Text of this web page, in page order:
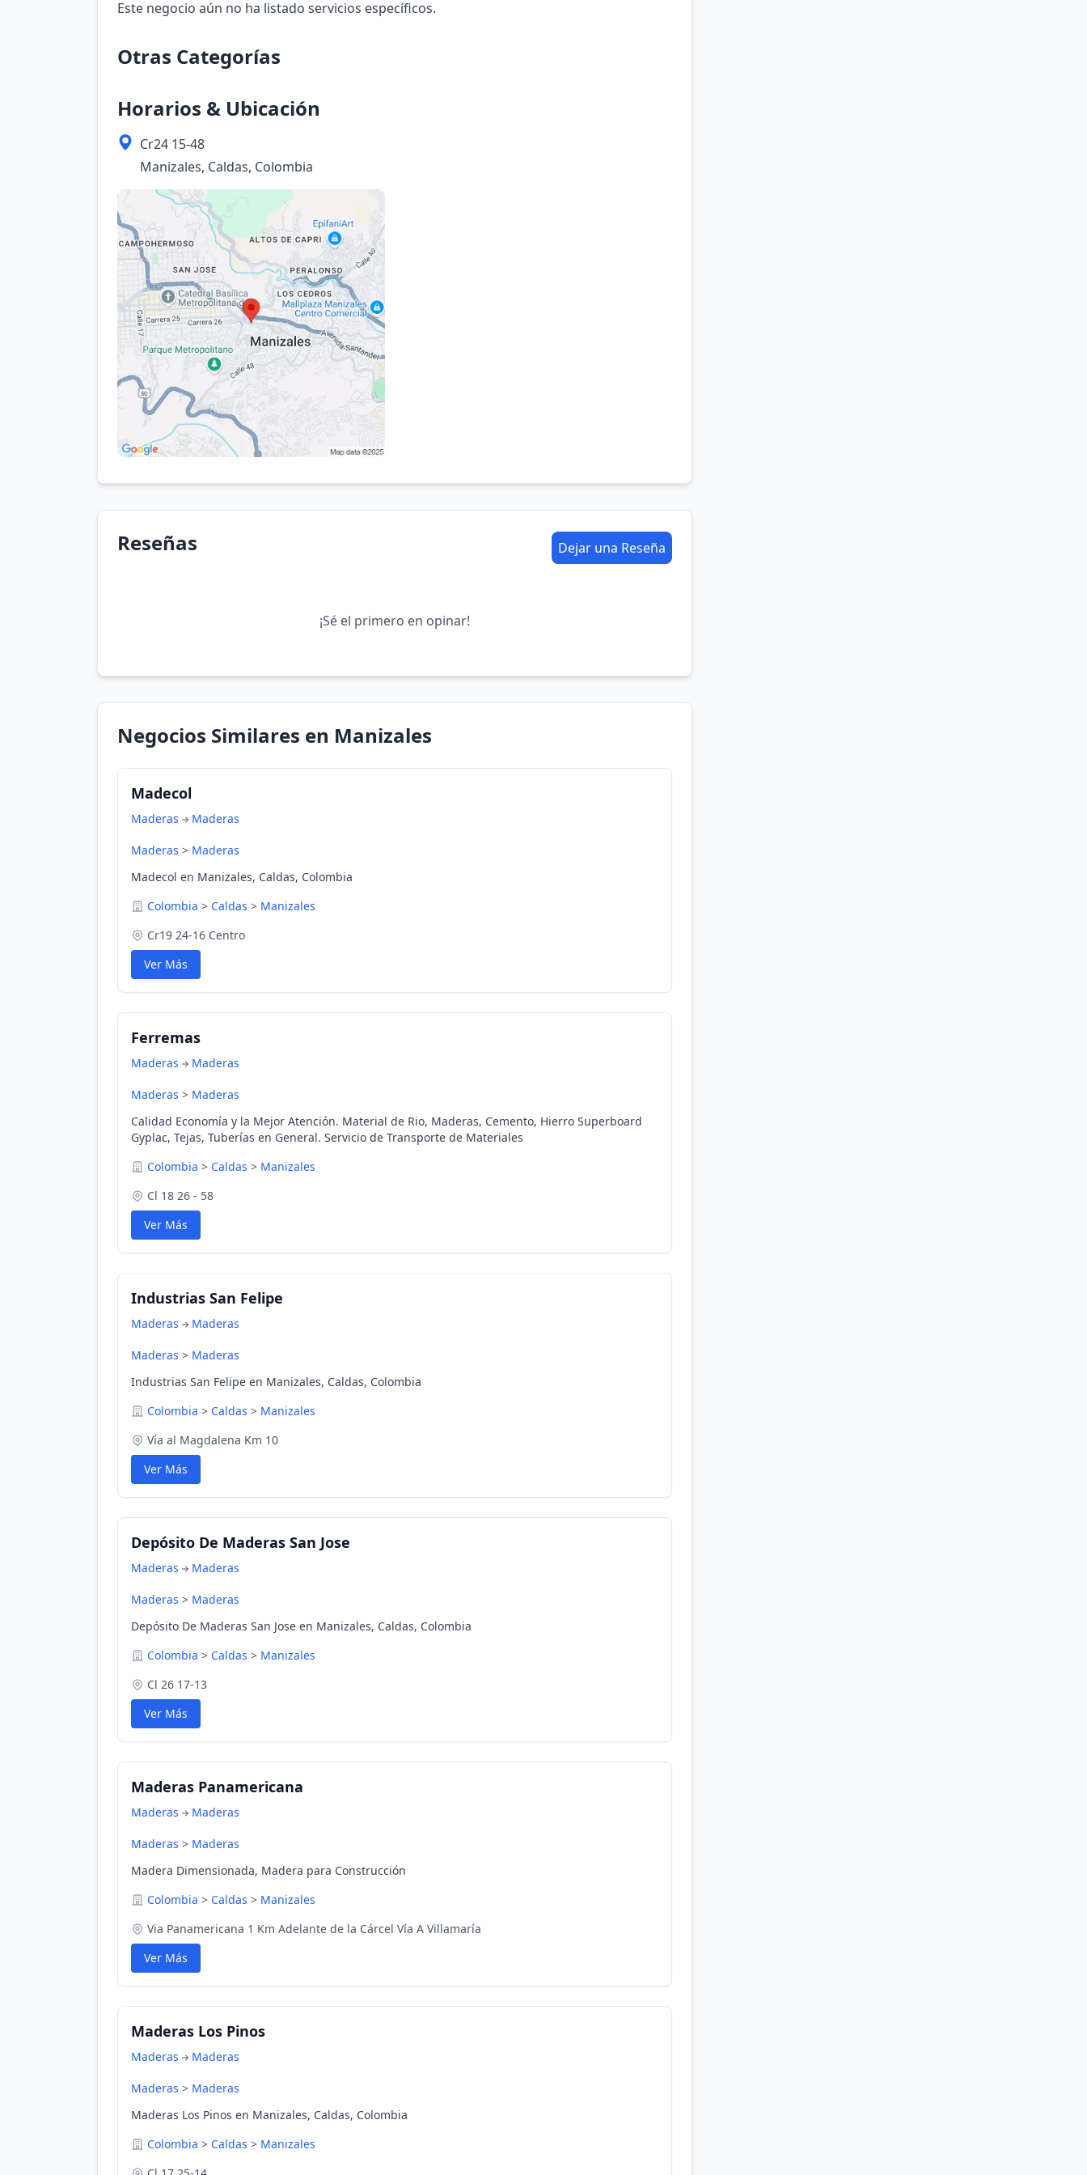
Este negocio aún no ha listado servicios específicos.
Otras Categorías
Horarios & Ubicación
Cr24 15-48
Manizales, Caldas, Colombia
Reseñas Dejar una Reseña
¡Sé el primero en opinar!
Negocios Similares en Manizales
Madecol
Maderas Maderas
Maderas > Maderas
Madecol en Manizales, Caldas, Colombia
Colombia > Caldas > Manizales
Cr19 24-16 Centro
Ver Más
Ferremas
Maderas Maderas
Maderas > Maderas
Calidad Economía y la Mejor Atención. Material de Rio, Maderas, Cemento, Hierro Superboard
Gyplac, Tejas, Tuberías en General. Servicio de Transporte de Materiales
Colombia > Caldas > Manizales
Cl 18 26 - 58
Ver Más
Industrias San Felipe
Maderas Maderas
Maderas > Maderas
Industrias San Felipe en Manizales, Caldas, Colombia
Colombia > Caldas > Manizales
Vía al Magdalena Km 10
Ver Más
Depósito De Maderas San Jose
Maderas Maderas
Maderas > Maderas
Depósito De Maderas San Jose en Manizales, Caldas, Colombia
Colombia > Caldas > Manizales
Cl 26 17-13
Ver Más
Maderas Panamericana
Maderas Maderas
Maderas > Maderas
Madera Dimensionada, Madera para Construcción
Colombia > Caldas > Manizales
Via Panamericana 1 Km Adelante de la Cárcel Vía A Villamaría
Ver Más
Maderas Los Pinos
Maderas Maderas
Maderas > Maderas
Maderas Los Pinos en Manizales, Caldas, Colombia
Colombia > Caldas > Manizales